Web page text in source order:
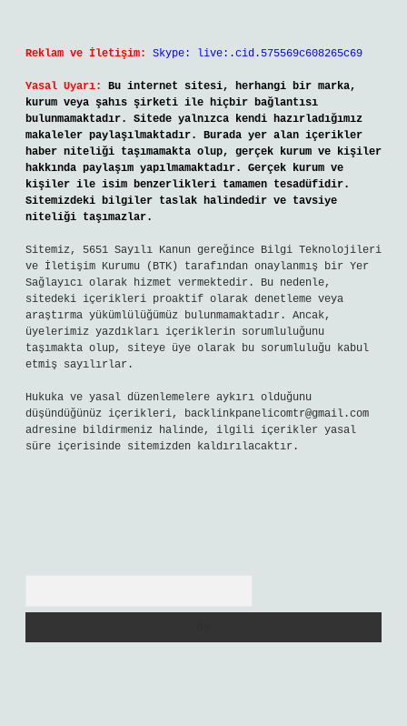
Reklam ve İletişim: Skype: live:.cid.575569c608265c69
Yasal Uyarı:
Bu internet sitesi, herhangi bir marka,
kurum veya şahıs şirketi ile hiçbir bağlantısı
bulunmamaktadır. Sitede yalnızca kendi hazırladığımız
makaleler paylaşılmaktadır. Burada yer alan içerikler
haber niteliği taşımamakta olup, gerçek kurum ve kişiler
hakkında paylaşım yapılmamaktadır. Gerçek kurum ve
kişiler ile isim benzerlikleri tamamen tesadüfidir.
Sitemizdeki bilgiler taslak halindedir ve tavsiye
niteliği taşımazlar.
Sitemiz, 5651 Sayılı Kanun gereğince Bilgi Teknolojileri
ve İletişim Kurumu (BTK) tarafından onaylanmış bir Yer
Sağlayıcı olarak hizmet vermektedir. Bu nedenle,
sitedeki içerikleri proaktif olarak denetleme veya
araştırma yükümlülüğümüz bulunmamaktadır. Ancak,
üyelerimiz yazdıkları içeriklerin sorumluluğunu
taşımakta olup, siteye üye olarak bu sorumluluğu kabul
etmiş sayılırlar.
Hukuka ve yasal düzenlemelere aykırı olduğunu
düşündüğünüz içerikleri, backlinkpanelicomtr@gmail.com
adresine bildirmeniz halinde, ilgili içerikler yasal
süre içerisinde sitemizden kaldırılacaktır.